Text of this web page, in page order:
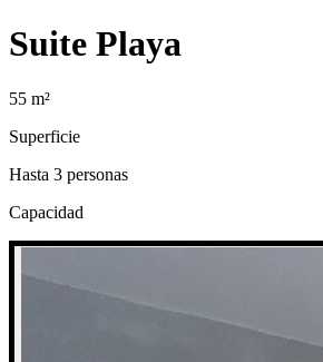
Suite Playa
55 m²
Superficie
Hasta 3 personas
Capacidad